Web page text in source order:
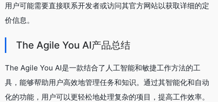
用户可能需要直接联系开发者或访问其官方网站以获取详细的定
价信息。
The Agile You AI产品总结
The Agile You AI是一款结合了人工智能和敏捷工作方法的工
具，能够帮助用户高效地管理任务和知识。通过其智能化和自动
化的功能，用户可以更轻松地处理复杂的项目，提高工作效率。